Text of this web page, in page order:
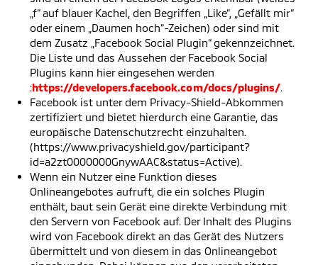
„f“ auf blauer Kachel, den Begriffen „Like“, „Gefällt mir“
oder einem „Daumen hoch“-Zeichen) oder sind mit
dem Zusatz „Facebook Social Plugin“ gekennzeichnet.
Die Liste und das Aussehen der Facebook Social
Plugins kann hier eingesehen werden
:https://developers.facebook.com/docs/plugins/.
Facebook ist unter dem Privacy-Shield-Abkommen
zertifiziert und bietet hierdurch eine Garantie, das
europäische Datenschutzrecht einzuhalten.
(https://www.privacyshield.gov/participant?
id=a2zt0000000GnywAAC&status=Active).
Wenn ein Nutzer eine Funktion dieses
Onlineangebotes aufruft, die ein solches Plugin
enthält, baut sein Gerät eine direkte Verbindung mit
den Servern von Facebook auf. Der Inhalt des Plugins
wird von Facebook direkt an das Gerät des Nutzers
übermittelt und von diesem in das Onlineangebot